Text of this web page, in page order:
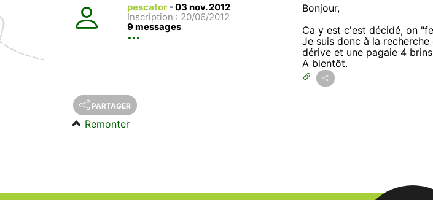
pescator - 03 nov. 2012
Inscription : 20/06/2012
9 messages
Bonjour,
Ca y est c'est décidé, on
Je suis donc à la
dérive et une pagaie 4
A bientôt.
PARTAGER
Remonter